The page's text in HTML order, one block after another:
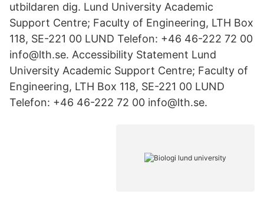
utbildaren dig. Lund University Academic
Support Centre; Faculty of Engineering, LTH Box
118, SE-221 00 LUND Telefon: +46 46-222 72 00
info@lth.se. Accessibility Statement Lund
University Academic Support Centre; Faculty of
Engineering, LTH Box 118, SE-221 00 LUND
Telefon: +46 46-222 72 00 info@lth.se.